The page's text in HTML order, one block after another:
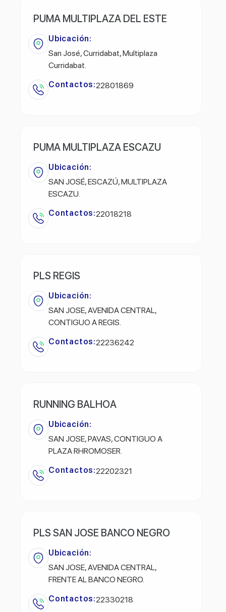
PUMA MULTIPLAZA DEL ESTE
Ubicación:
San José, Curridabat, Multiplaza
Curridabat.
Contactos:22801869
PUMA MULTIPLAZA ESCAZU
Ubicación:
SAN JOSÉ, ESCAZÚ, MULTIPLAZA
ESCAZU.
Contactos:22018218
PLS REGIS
Ubicación:
SAN JOSE, AVENIDA CENTRAL,
CONTIGUO A REGIS.
Contactos:22236242
RUNNING BALHOA
Ubicación:
SAN JOSE, PAVAS, CONTIGUO A
PLAZA RHROMOSER.
Contactos:22202321
PLS SAN JOSE BANCO NEGRO
Ubicación:
SAN JOSE, AVENIDA CENTRAL,
FRENTE AL BANCO NEGRO.
Contactos:22330218